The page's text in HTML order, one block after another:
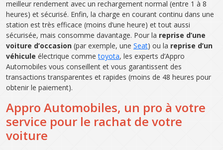
meilleur rendement avec un rechargement normal (entre 1 à 8
heures) et sécurisé. Enfin, la charge en courant continu dans une
station est très efficace (moins d’une heure) et tout aussi
sécurisée, mais consomme davantage. Pour la reprise d’une
voiture d’occasion (par exemple, une Seat) ou la reprise d’un
véhicule électrique commetoyota, les experts d’Appro
Automobiles vous conseillent et vous garantissent des
transactions transparentes et rapides (moins de 48 heures pour
obtenir le paiement).
Appro Automobiles, un pro à votre
service pour le rachat de votre
voiture